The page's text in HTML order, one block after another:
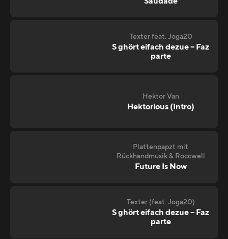
Texter feat. Joga20
S ghört eifach dezue – Faz
parte
Hektor Van
Hektorious (Intro)
Plattenpapzt mit
Rückhandmusik & Roccwell
Future Is Now
Texter (feat. Joga20)
S ghört eifach dezue – Faz
parte